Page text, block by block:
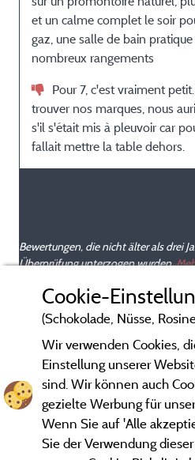
et un calme complet le soir
gaz, une salle de bain
nombreux rangements
Pour 7, c'est vraiment
trouver nos marques, nous
s'il s'était mis à pleuvoir car
fallait mettre la table dehors.
Bewertungen, die nicht älter als drei
Überprüfung unterzogen wurden.
Cookie-
(Schokolade, Nüsse,
Wir verwenden Cookies,
Einstellung unserer
sind. Wir können auch
gezielte Werbung für
Wenn Sie auf 'Alle
Sie der Verwendung